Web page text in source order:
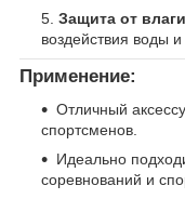
Защита от влаги
воздействия воды
Применение:
Отличный
спортсменов.
Идеально
соревнований и